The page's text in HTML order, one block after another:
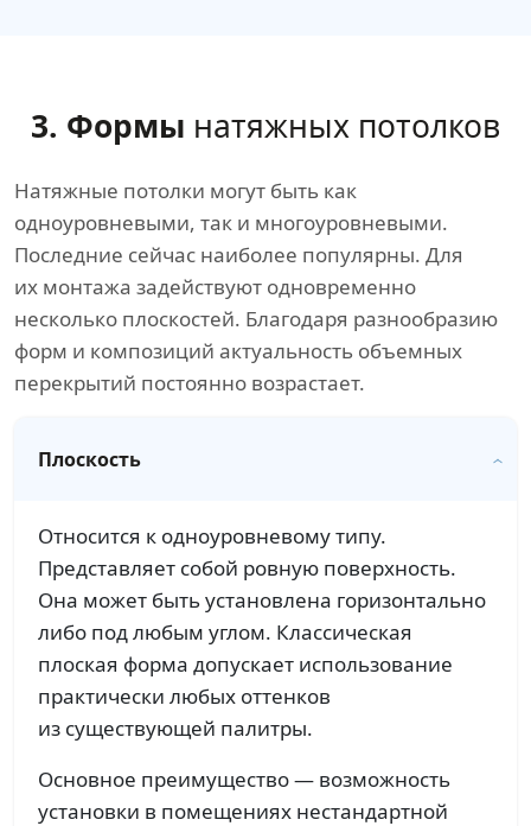
3. Формы натяжных потолков
Натяжные потолки могут быть как
одноуровневыми, так и многоуровневыми.
Последние сейчас наиболее популярны. Для
их монтажа задействуют одновременно
несколько плоскостей. Благодаря разнообразию
форм и композиций актуальность объемных
перекрытий постоянно возрастает.
Плоскость
Относится к одноуровневому типу.
Представляет собой ровную поверхность.
Она может быть установлена горизонтально
либо под любым углом. Классическая
плоская форма допускает использование
практически любых оттенков
из существующей палитры.
Основное преимущество — возможность
установки в помещениях нестандартной